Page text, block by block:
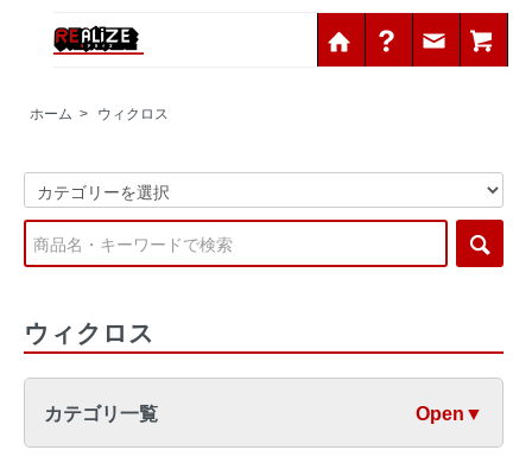
ホーム > ウィクロス
ウィクロス
カテゴリ一覧 Open▼